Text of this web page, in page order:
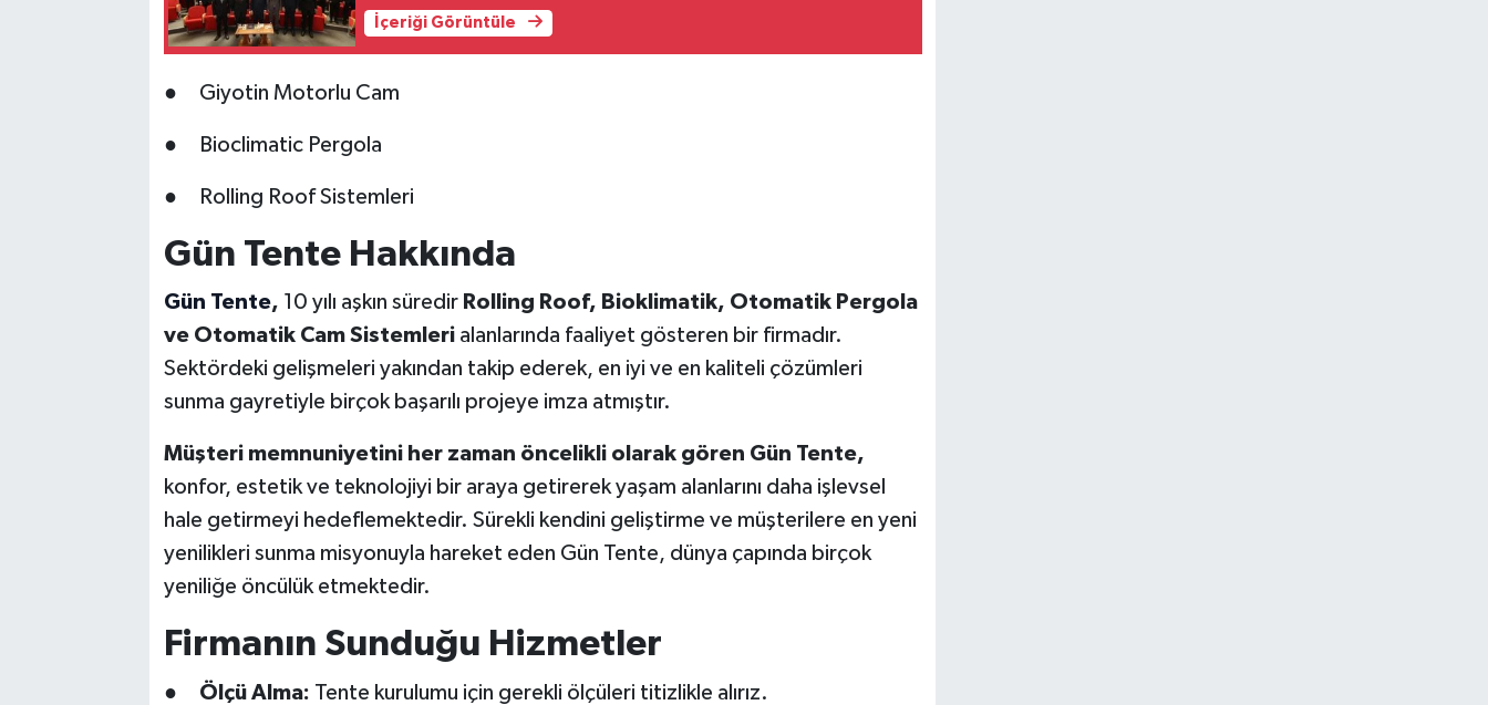
İçeriği Görüntüle
● Giyotin Motorlu Cam
● Bioclimatic Pergola
● Rolling Roof Sistemleri
Gün Tente Hakkında
Gün Tente, 10 yılı aşkın süredir Rolling Roof, Bioklimatik, Otomatik Pergola
ve Otomatik Cam Sistemlerialanlarında faaliyet gösteren bir firmadır.
Sektördeki gelişmeleri yakından takip ederek, en iyi ve en kaliteli çözümleri
sunma gayretiyle birçok başarılı projeye imza atmıştır.
Müşteri memnuniyetini her zaman öncelikli olarak gören Gün Tente,
konfor, estetik ve teknolojiyi bir araya getirerek yaşam alanlarını daha işlevsel
hale getirmeyi hedeflemektedir. Sürekli kendini geliştirme ve müşterilere en yeni
yenilikleri sunma misyonuyla hareket eden Gün Tente, dünya çapında birçok
yeniliğe öncülük etmektedir.
Firmanın Sunduğu Hizmetler
● Ölçü Alma: Tente kurulumu için gerekli ölçüleri titizlikle alırız.